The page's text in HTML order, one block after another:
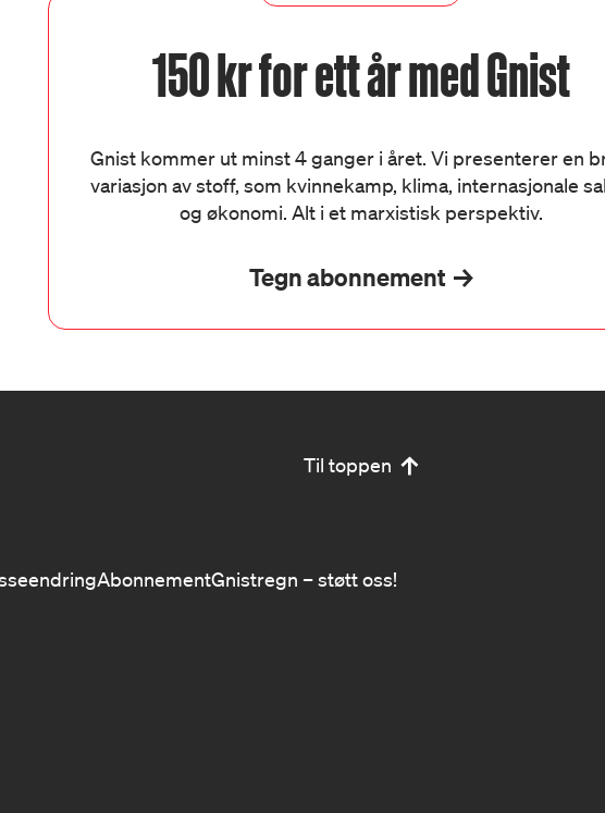
150 kr for ett år med Gnist
Gnist kommer ut minst 4 ganger i året. Vi presenterer en
variasjon av stoff, som kvinnekamp, klima, internasjonale
og økonomi. Alt i et marxistisk perspektiv.
Tegn abonnement
Til toppen
AbonnementGnistregn – støtt oss!